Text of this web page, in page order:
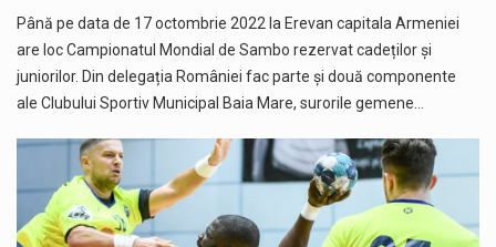
Până pe data de 17 octombrie 2022 la Erevan capitala Armeniei
are loc Campionatul Mondial de Sambo rezervat cadeților și
juniorilor. Din delegația României fac parte și două componente
ale Clubului Sportiv Municipal Baia Mare, surorile gemene…